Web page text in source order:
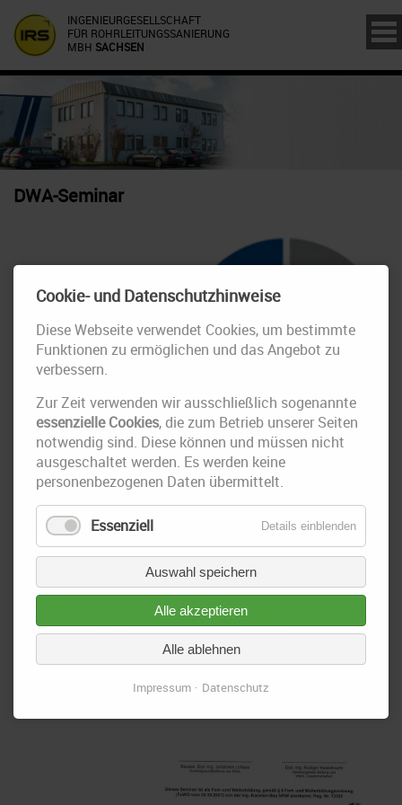
INGENIEURGESELLSCHAFT
FÜR ROHRLEITUNGSSANIERUNG
MBH SACHSEN
DWA-Seminar
Unsere Mitarbeiter Anke Gottschalk,Christian Buder und Oliver
Naumann haben im
Rahmen einer
kontinuierlichen
Fortbildung an einem
DWA-Seminar zum
"Linerstatik nach
Arbeitsblatt DWA-A
143-2"
Cookie- und Datenschutzhinweise
Diese Webseite verwendet Cookies, um bestimmte
Funktionen zu ermöglichen und das Angebot zu
verbessern.
Zur Zeit verwenden wir ausschließlich sogenannte
essenzielle Cookies, die zum Betrieb unserer Seiten
notwendig sind. Diese können und müssen nicht
ausgeschaltet werden. Es werden keine
personenbezogenen Daten übermittelt.
Essenziell Details einblenden
Auswahl speichern
Alle akzeptieren
Alle ablehnen
Impressum Datenschutz